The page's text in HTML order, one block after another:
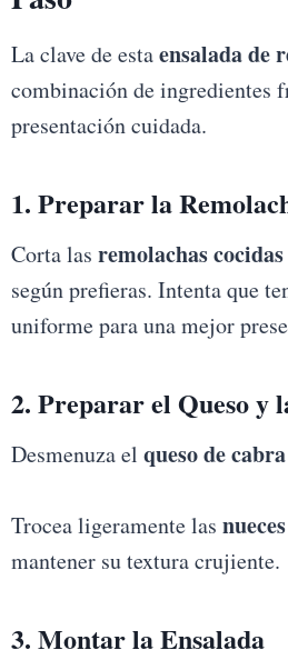
La clave de estaensalada de
combinación de ingredientes
presentación cuidada.
1. Preparar la
Corta las remolachas cocidas
según prefieras. Intenta que
uniforme para una mejor
2. Preparar el Queso y
Desmenuza el queso de cabra
Trocea ligeramente las nueces
mantener su textura crujiente.
3. Montar la Ensalada